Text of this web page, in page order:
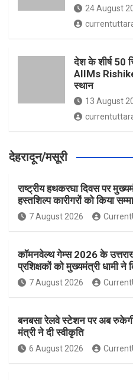
24 August
देश के शीर्ष 50
AIIMs
स्थान
13 August
देहरादून/मसूरी
राष्ट्रीय हथकरघा दिवस पर
हस्तशिल्प कारीगरों को किया
7 August 2026
कॉमनवेल्थ गेम्स 2026 के
प्रशिक्षकों को मुख्यमंत्री धामी ने
7 August 2026
बनबसा रेलवे स्टेशन पर अब
मंत्री ने दी स्वीकृति
6 August 2026